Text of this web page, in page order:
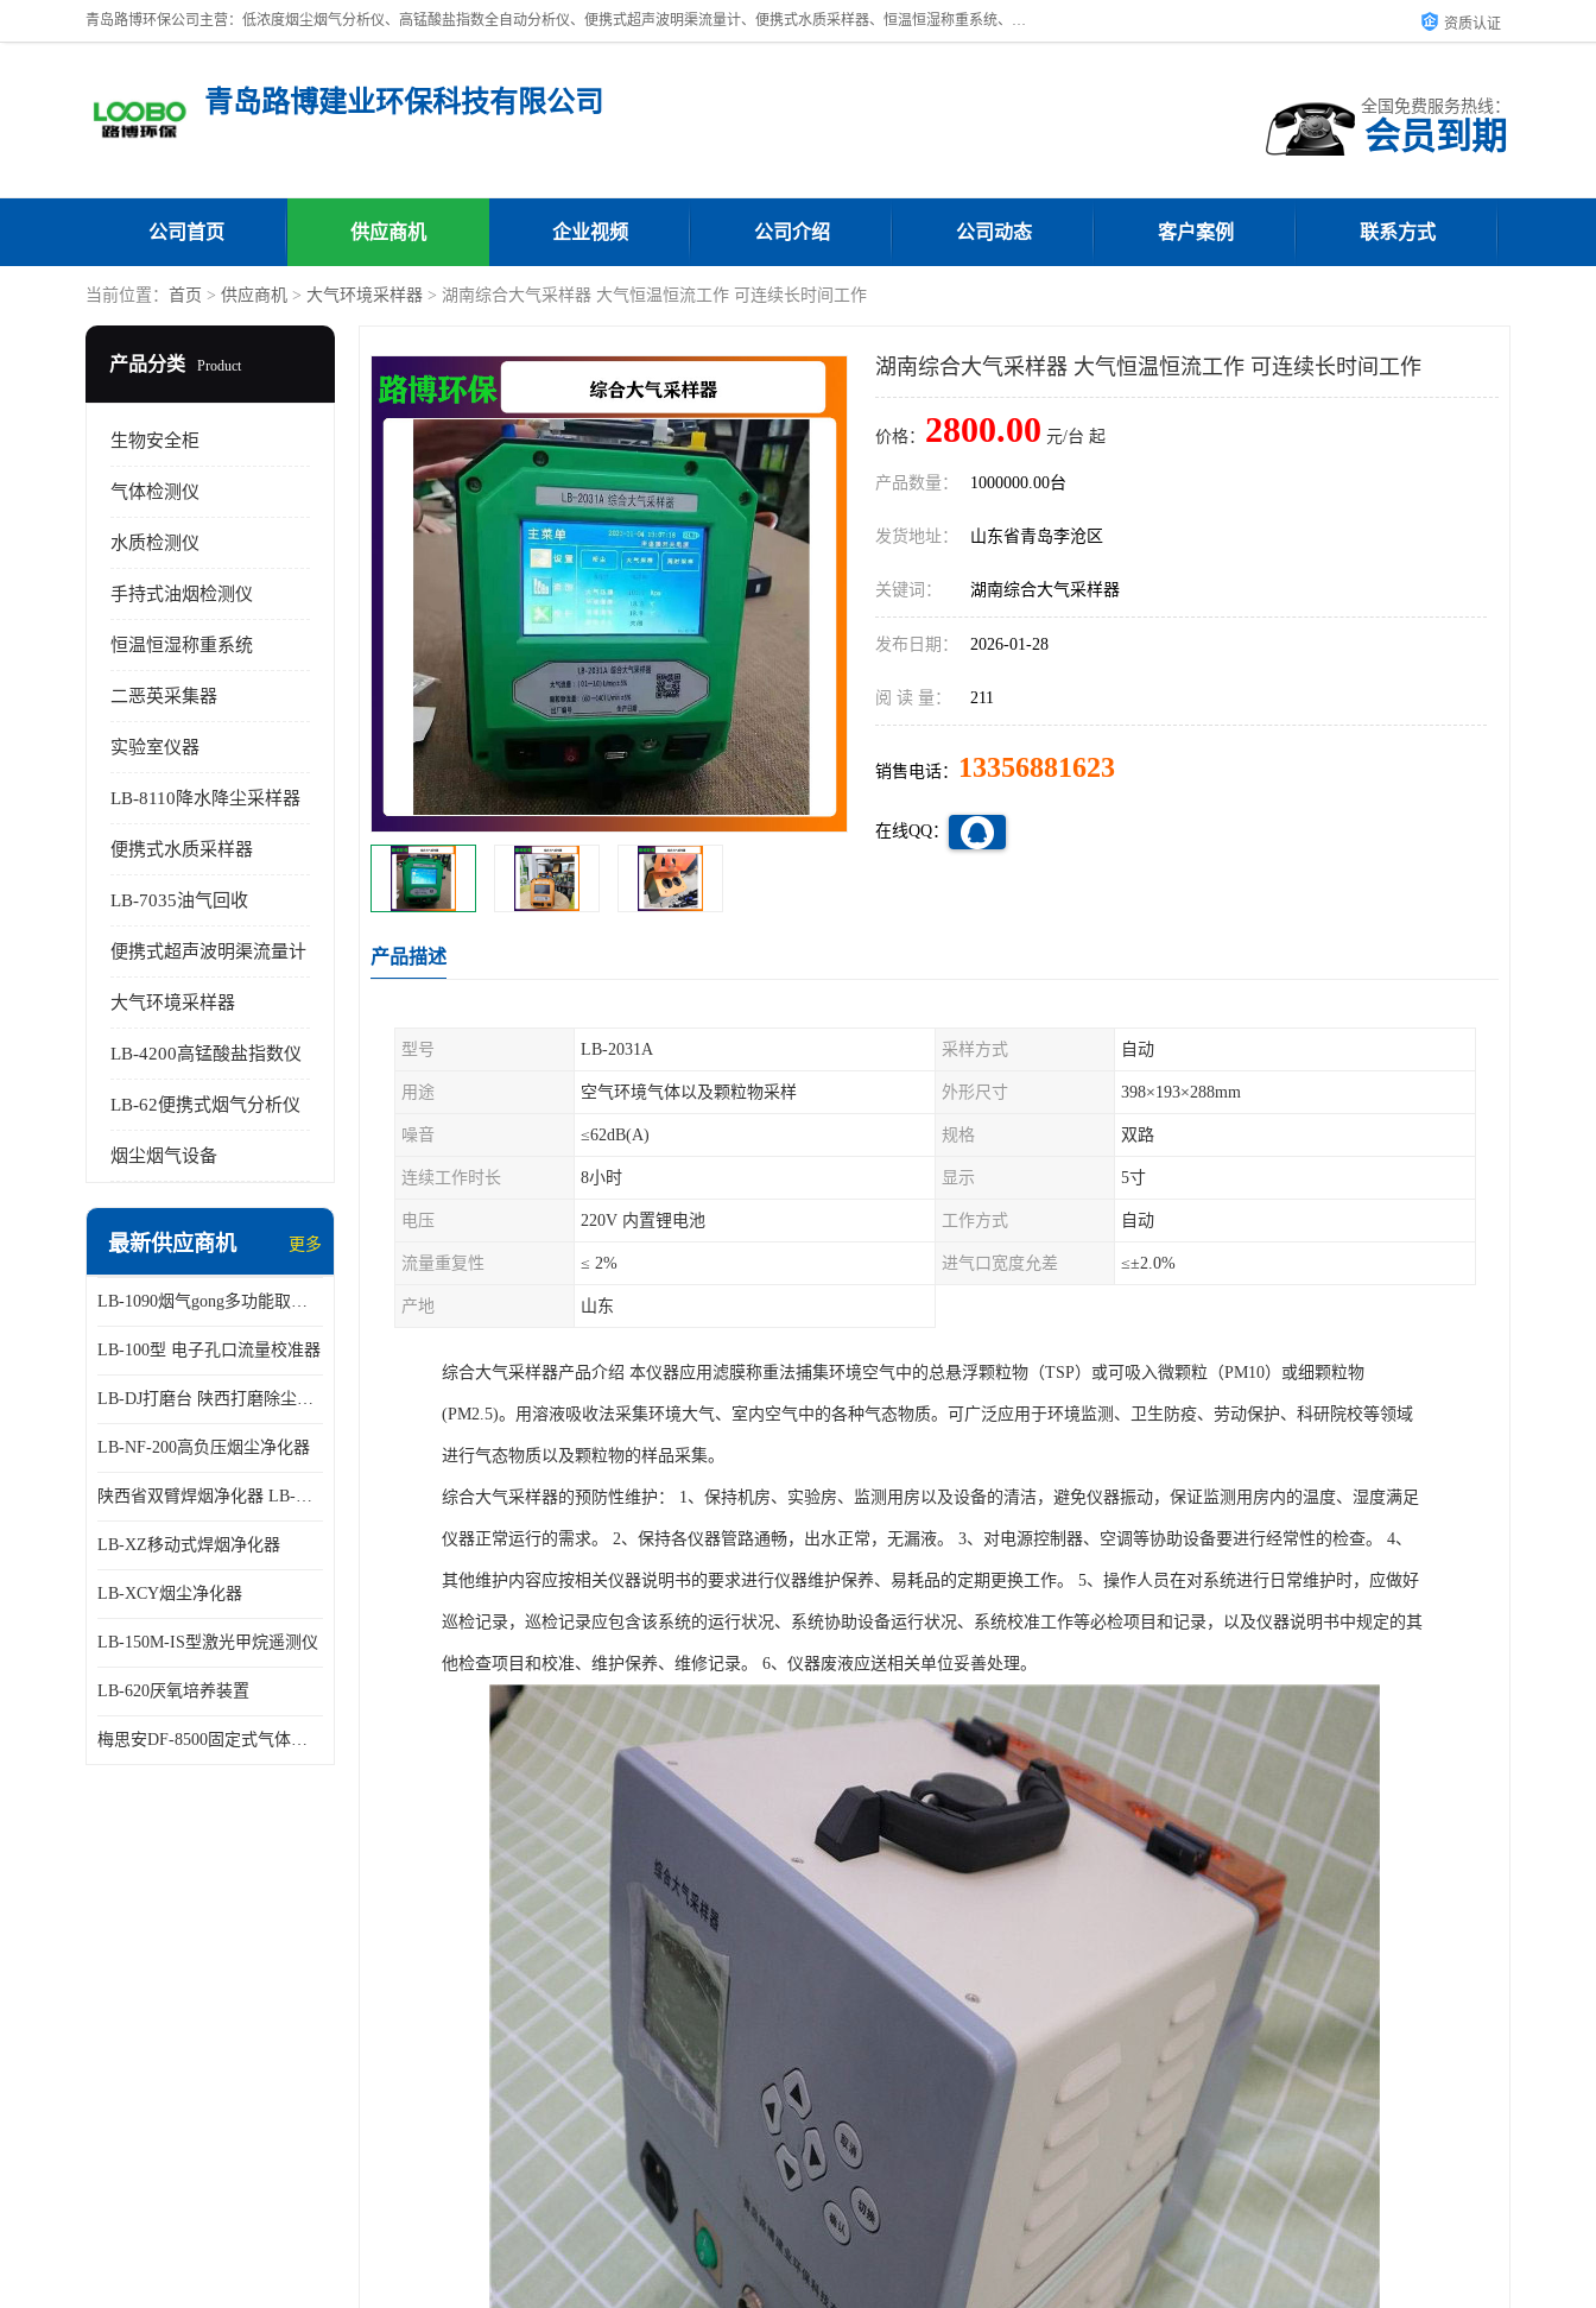
青岛路博环保公司主营：低浓度烟尘烟气分析仪、高锰酸盐指数全自动分析仪、便携式超声波明渠流量计、便携式水质采样器、恒温恒湿称重系统、手持式油烟检测仪等;是一家集环保科研、设计、生产、维护、销售和系统集成为一体的综合性高科技企业。路博人秉承"科学技术是第一生产力的重要理念，倡导环境友好型的生产、生活和消费方式。 资质认证
青岛路博建业环保科技有限公司 全国免费服务热线：
会员到期
公司首页 供应商机 企业视频 公司介绍 公司动态 客户案例 联系方式
当前位置： 首页 > 供应商机 > 大气环境采样器 > 湖南综合大气采样器 大气恒温恒流工作 可连续长时间工作
产品分类 Product
生物安全柜
气体检测仪
水质检测仪
手持式油烟检测仪
恒温恒湿称重系统
二恶英采集器
实验室仪器
LB-8110降水降尘采样器
便携式水质采样器
LB-7035油气回收
便携式超声波明渠流量计
大气环境采样器
LB-4200高锰酸盐指数仪
LB-62便携式烟气分析仪
烟尘烟气设备
最新供应商机 更多
LB-1090烟气gong多功能取样管
LB-100型 电子孔口流量校准器
LB-DJ打磨台 陕西打磨除尘平台
LB-NF-200高负压烟尘净化器
陕西省双臂焊烟净化器 LB-XZX
LB-XZ移动式焊烟净化器
LB-XCY烟尘净化器
LB-150M-IS型激光甲烷遥测仪
LB-620厌氧培养装置
梅思安DF-8500固定式气体检测仪
湖南综合大气采样器 大气恒温恒流工作 可连续长时间工作
价格： 2800.00 元/台 起
产品数量： 1000000.00台
发货地址： 山东省青岛李沧区
关键词： 湖南综合大气采样器
发布日期： 2026-01-28
阅 读 量： 211
销售电话： 13356881623
在线QQ：
产品描述
型号 LB-2031A 采样方式 自动
用途 空气环境气体以及颗粒物采样 外形尺寸 398×193×288mm
噪音 ≤62dB(A) 规格 双路
连续工作时长 8小时 显示 5寸
电压 220V 内置锂电池 工作方式 自动
流量重复性 ≤ 2% 进气口宽度允差 ≤±2.0%
产地 山东
综合大气采样器产品介绍 本仪器应用滤膜称重法捕集环境空气中的总悬浮颗粒物（TSP）或可吸入微颗粒（PM10）或细颗粒物
(PM2.5)。用溶液吸收法采集环境大气、室内空气中的各种气态物质。可广泛应用于环境监测、卫生防疫、劳动保护、科研院校等领域
进行气态物质以及颗粒物的样品采集。
综合大气采样器的预防性维护： 1、保持机房、实验房、监测用房以及设备的清洁，避免仪器振动，保证监测用房内的温度、湿度满足
仪器正常运行的需求。 2、保持各仪器管路通畅，出水正常，无漏液。 3、对电源控制器、空调等协助设备要进行经常性的检查。 4、
其他维护内容应按相关仪器说明书的要求进行仪器维护保养、易耗品的定期更换工作。 5、操作人员在对系统进行日常维护时，应做好
巡检记录，巡检记录应包含该系统的运行状况、系统协助设备运行状况、系统校准工作等必检项目和记录，以及仪器说明书中规定的其
他检查项目和校准、维护保养、维修记录。 6、仪器废液应送相关单位妥善处理。